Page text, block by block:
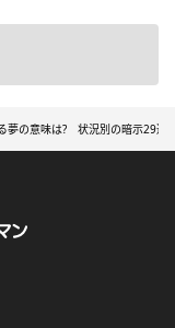
夢の意味は? 状況別の暗示29選